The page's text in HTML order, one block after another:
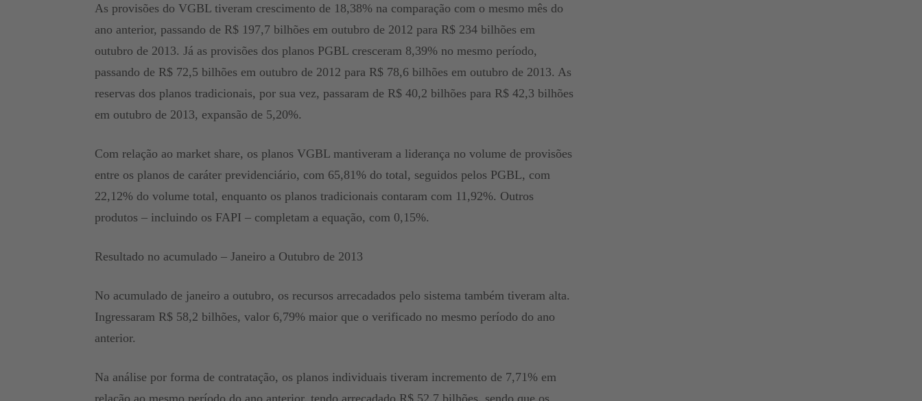
As provisões do VGBL tiveram crescimento de 18,38% na comparação com o mesmo mês do
ano anterior, passando de R$ 197,7 bilhões em outubro de 2012 para R$ 234 bilhões em
outubro de 2013. Já as provisões dos planos PGBL cresceram 8,39% no mesmo período,
passando de R$ 72,5 bilhões em outubro de 2012 para R$ 78,6 bilhões em outubro de 2013. As
reservas dos planos tradicionais, por sua vez, passaram de R$ 40,2 bilhões para R$ 42,3 bilhões
em outubro de 2013, expansão de 5,20%.
Com relação ao market share, os planos VGBL mantiveram a liderança no volume de provisões
entre os planos de caráter previdenciário, com 65,81% do total, seguidos pelos PGBL, com
22,12% do volume total, enquanto os planos tradicionais contaram com 11,92%. Outros
produtos – incluindo os FAPI – completam a equação, com 0,15%.
Resultado no acumulado – Janeiro a Outubro de 2013
No acumulado de janeiro a outubro, os recursos arrecadados pelo sistema também tiveram alta.
Ingressaram R$ 58,2 bilhões, valor 6,79% maior que o verificado no mesmo período do ano
anterior.
Na análise por forma de contratação, os planos individuais tiveram incremento de 7,71% em
relação ao mesmo período do ano anterior, tendo arrecadado R$ 52,7 bilhões, sendo que os